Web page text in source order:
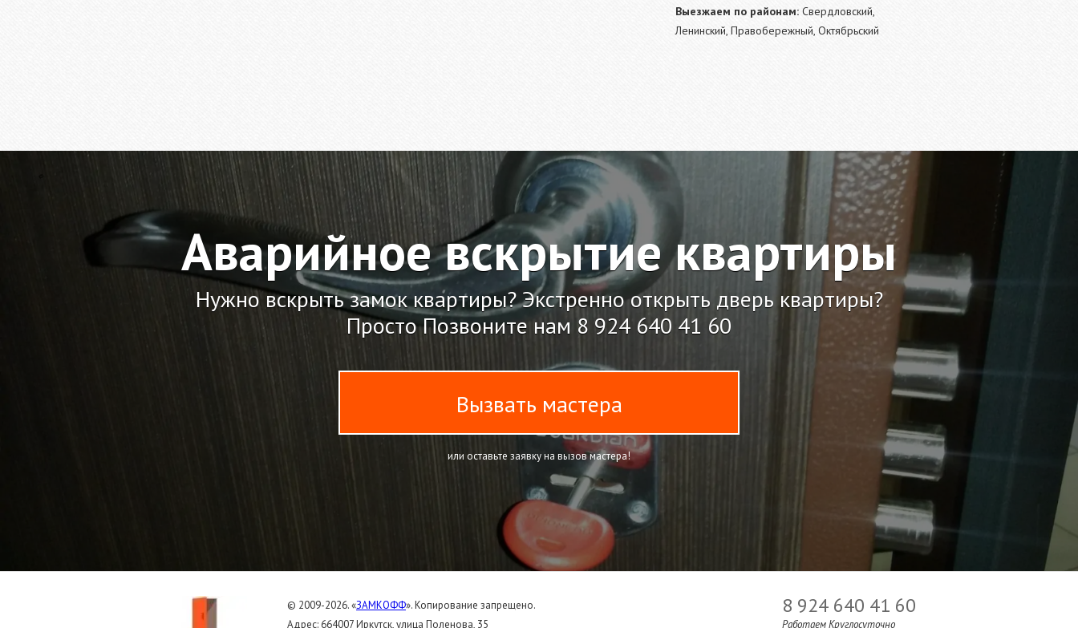
Выезжаем по районам: Свердловский,
Ленинский, Правобережный, Октябрьский
Аварийное вскрытие квартиры
Нужно вскрыть замок квартиры? Экстренно открыть дверь квартиры?
Просто Позвоните нам 8 924 640 41 60
Вызвать мастера
или оставьте заявку на вызов мастера!
© 2009-2026. «ЗАМКОФФ». Копирование запрещено.
Адрес: 664007 Иркутск, улица Поленова, 35
8 924 640 41 60
Работаем Круглосуточно